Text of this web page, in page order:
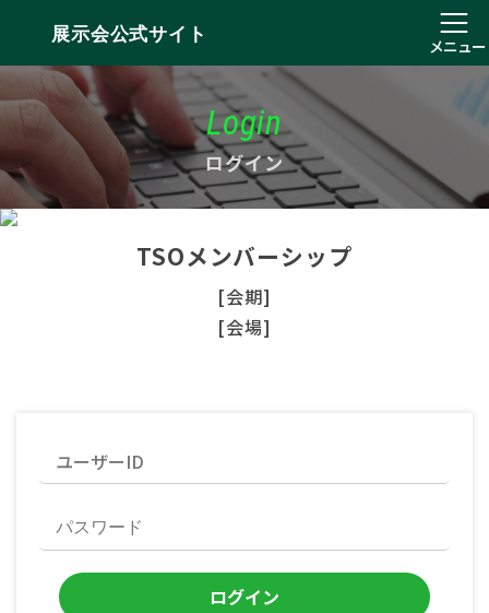
展示会公式サイト
メニュー
Login
ログイン
TSOメンバーシップ
[会期]
[会場]